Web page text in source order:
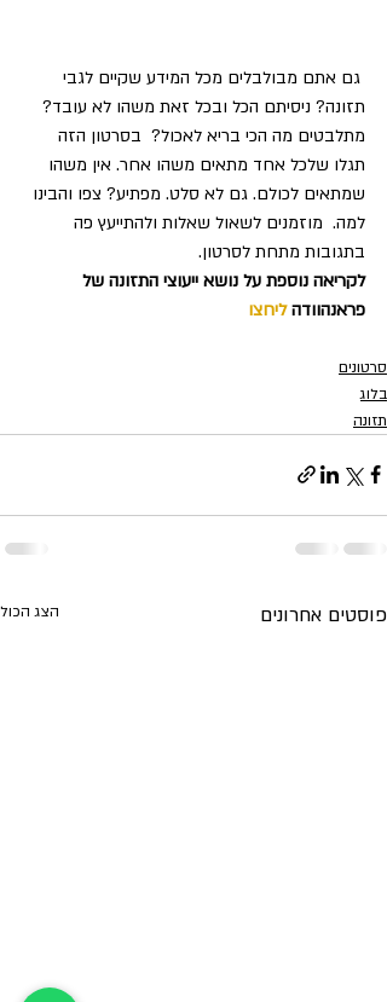
גם אתם מבולבלים מכל המידע שקיים לגבי
תזונה? ניסיתם הכל ובכל זאת משהו לא עובד?
מתלבטים מה הכי בריא לאכול?  בסרטון הזה
תגלו שלכל אחד מתאים משהו אחר. אין משהו
שמתאים לכולם. גם לא סלט. מפתיע? צפו והבינו
למה.  מוזמנים לשאול שאלות ולהתייעץ פה
בתגובות מתחת לסרטון.
לקריאה נוספת על נושא ייעוצי התזונה של
פראנהוודה ליחצו
סרטונים
בלוג
תזונה
פוסטים אחרונים הצג הכול